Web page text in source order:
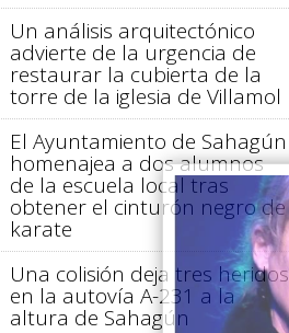
Un análisis arquitectónico
advierte de la urgencia de
restaurar la cubierta de la
torre de la iglesia de Villamol
El Ayuntamiento de Sahagún
homenajea a dos alumnos
de la escuela local tras
obtener el cinturón negro de
karate
Una colisión deja tres heridos
en la autovía A-231 a la
altura de Sahagún